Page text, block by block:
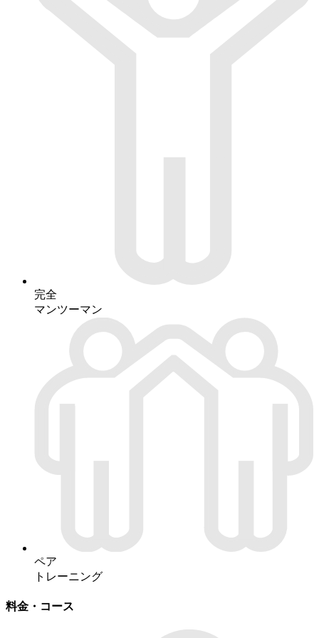
完全
マンツーマン
ペア
トレーニング
料金・コース